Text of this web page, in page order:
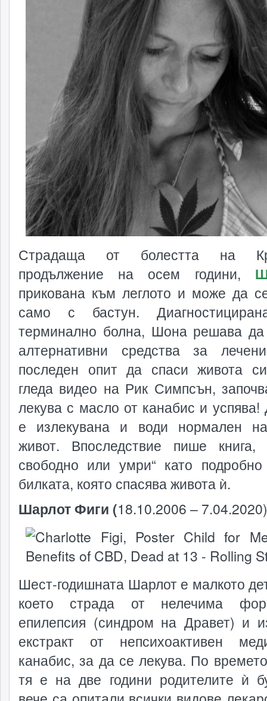
Страдаща от болестта на
продължение на осем години,
прикована към леглото и може да
само с бастун.
терминално болна, Шона решава да
алтернативни средства за
последен опит да спаси живота
гледа видео на Рик Симпсън,
лекува с масло от канабис и успява!
е излекувана и води нормален
живот. Впоследствие пише книга,
свободно или умри“ като
билката, която спасява живота ѝ.
Шарлот Фиги (18.10.2006 – 7.04.2020)
Шест-годишната Шарлот е малкото
което страда от нелечима
епилепсия (синдром на Дравет) и
екстракт от непсихоактивен
канабис, за да се лекува. По
тя е на две години родителите ѝ